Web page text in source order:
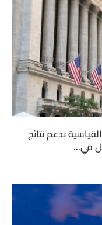
بدعم نتائج
في...